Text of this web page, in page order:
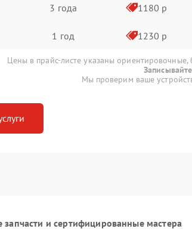
3 года 1180 р
1 год 1230 р
Цены в прайс-листе указаны ориентировочные,
Мы проверим ваше
и сертифицированные мастера